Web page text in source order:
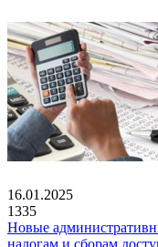
16.01.2025
1335
Новые
налогам и сборам